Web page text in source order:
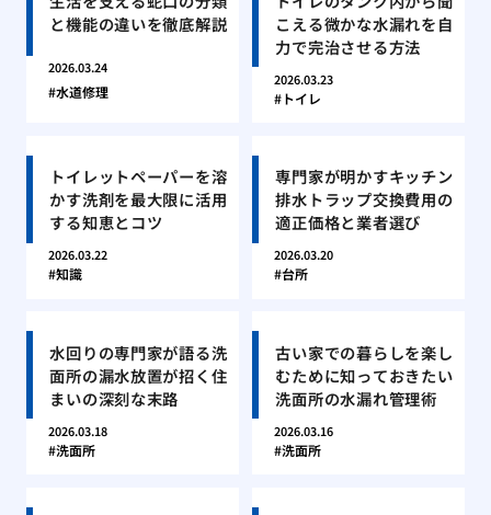
と機能の違いを徹底解説
2026.03.24
水道修理
こえる微かな水漏れを自
力で完治させる方法
2026.03.23
トイレ
トイレットペーパーを溶
かす洗剤を最大限に活用
する知恵とコツ
2026.03.22
知識
専門家が明かすキッチン
排水トラップ交換費用の
適正価格と業者選び
2026.03.20
台所
水回りの専門家が語る洗
面所の漏水放置が招く住
まいの深刻な末路
2026.03.18
洗面所
古い家での暮らしを楽し
むために知っておきたい
洗面所の水漏れ管理術
2026.03.16
洗面所